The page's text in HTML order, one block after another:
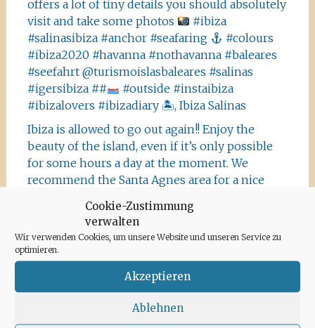
Cookie-Zustimmung
verwalten
Wir verwenden Cookies, um unsere Website und unseren Service zu
optimieren.
Akzeptieren
Ablehnen
offers a lot of tiny details you should absolutely
visit and take some photos
#ibiza
#salinasibiza #anchor #seafaring
#colours
#ibiza2020 #havanna #nothavanna #baleares
#seefahrt @turismoislasbaleares #salinas
#igersibiza ##
#outside #instaibiza
#ibizalovers #ibizadiary 🏝, Ibiza Salinas
Ibiza is allowed to go out again!! Enjoy the
beauty of the island, even if it’s only possible
for some hours a day at the moment. We
recommend the Santa Agnes area for a nice
#instawalk #ibizanature #ibiza2020 #spain
#green #road #outside #santaagnea #nature
#enjoylife #ibizadiary, Santa Agnès de Corona